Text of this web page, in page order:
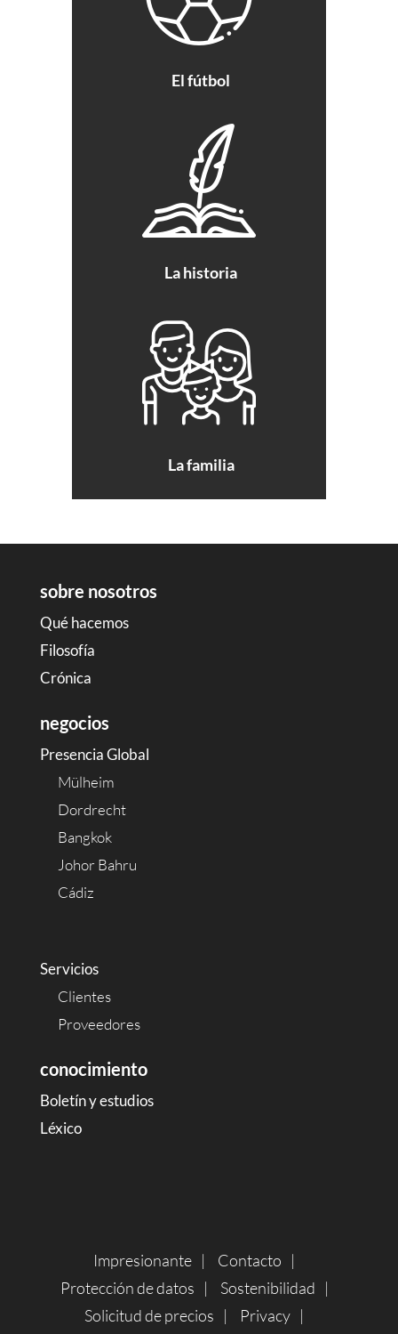
El fútbol
La historia
La familia
sobre nosotros
Qué hacemos
Filosofía
Crónica
negocios
Presencia Global
Mülheim
Dordrecht
Bangkok
Johor Bahru
Cádiz
Servicios
Clientes
Proveedores
conocimiento
Boletín y estudios
Léxico
Impresionante
Contacto
Protección de datos
Sostenibilidad
Solicitud de precios
Privacy